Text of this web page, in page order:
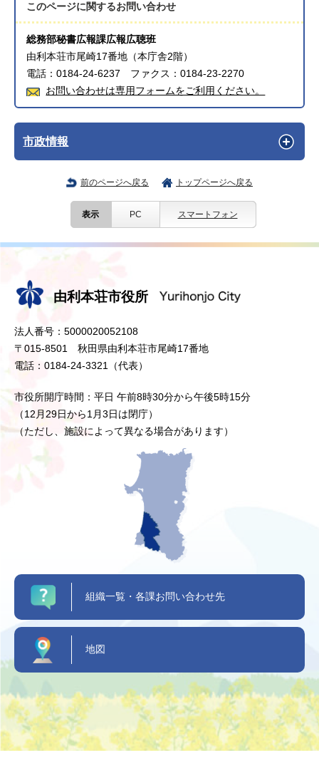
このページに関するお問い合わせ
総務部秘書広報課広報広聴班
由利本荘市尾崎17番地（本庁舎2階）
電話：0184-24-6237 ファクス：0184-23-2270
お問い合わせは専用フォームをご利用ください。
市政情報
前のページへ戻る トップページへ戻る
表示 PC スマートフォン
由利本荘市役所
法人番号：5000020052108
〒015-8501 秋田県由利本荘市尾崎17番地
電話：0184-24-3321（代表）
市役所開庁時間：平日 午前8時30分から午後5時15分
（12月29日から1月3日は閉庁）
（ただし、施設によって異なる場合があります）
組織一覧・各課お問い合わせ先
地図